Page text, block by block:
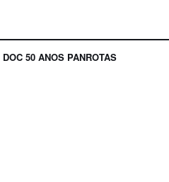
DOC 50 ANOS PANROTAS